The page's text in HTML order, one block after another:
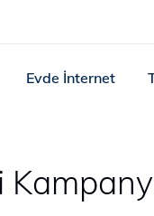
Evde İnternet